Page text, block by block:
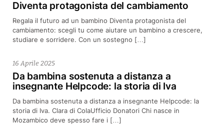
Diventa protagonista del cambiamento
Regala il futuro ad un bambino Diventa protagonista del
cambiamento: scegli tu come aiutare un bambino a crescere,
studiare e sorridere. Con un sostegno […]
Da bambina sostenuta a distanza a
insegnante Helpcode: la storia di Iva
16 Aprile 2025
Da bambina sostenuta a distanza a insegnante Helpcode: la
storia di Iva. Clara di ColaUfficio Donatori Chi nasce in
Mozambico deve spesso fare i […]